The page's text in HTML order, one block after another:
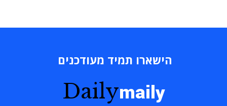
הישארו תמיד מעודכנים
Dailymaily